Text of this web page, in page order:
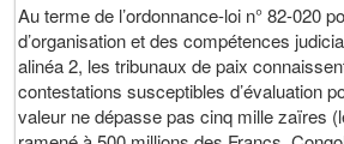
Au terme de l’ordonnance-loi n° 82-020
d’organisation et des compétences
alinéa 2, les tribunaux de paix
contestations susceptibles d’évaluation
valeur ne dépasse pas cinq mille zaïres